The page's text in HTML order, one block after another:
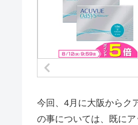
今回、4月に大阪からク
の事については、既に